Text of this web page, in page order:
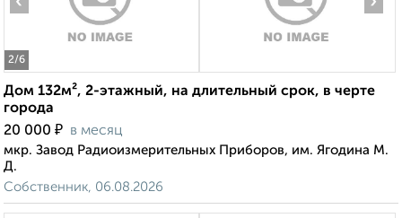
2/6
Дом 132м², 2-этажный, на длительный срок, в черте
города
20 000 ₽ в месяц
мкр. Завод Радиоизмерительных Приборов, им. Ягодина М.
Д.
Собственник, 06.08.2026